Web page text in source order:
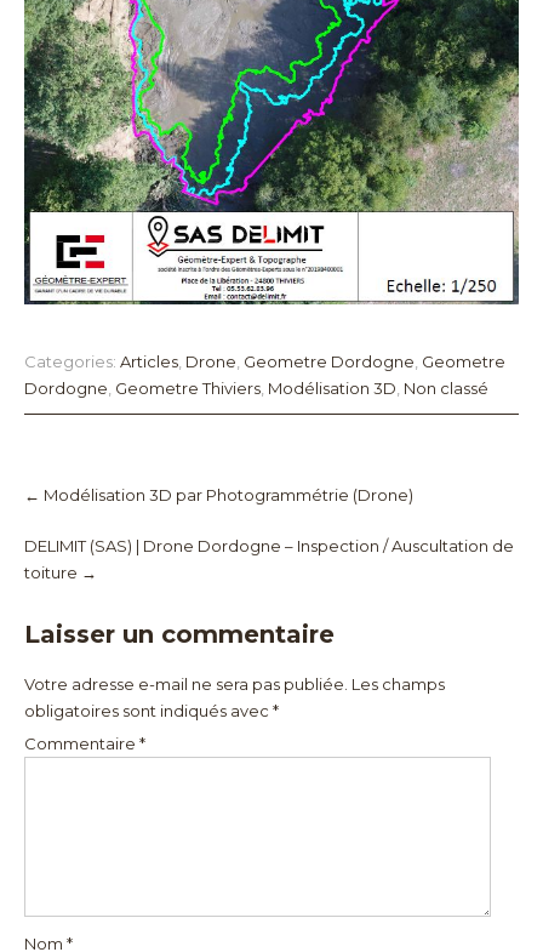
Categories: Articles Drone Geometre Dordogne Geometre
Dordogne Geometre Thiviers Modélisation 3D Non classé
navigation
← Modélisation 3D par Photogrammétrie (Drone)
DELIMIT (SAS) | Drone Dordogne – Inspection / Auscultation de
toiture →
Laisser un commentaire
Votre adresse e-mail ne sera pas publiée. Les champs
obligatoires sont indiqués avec *
Commentaire *
Nom *